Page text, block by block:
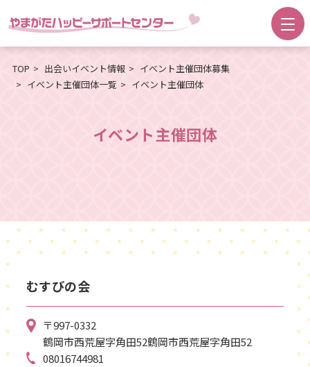
TOP 出会いイベント情報
イベント主催団体募集
イベント主催団体一覧
イベント主催団体
イベント主催団体
むすびの会
〒997-0332
鶴岡市西荒屋字角田52鶴岡市西荒屋字角田52
08016744981